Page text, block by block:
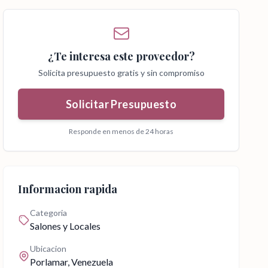
¿Te interesa este proveedor?
Solicita presupuesto gratis y sin compromiso
Solicitar Presupuesto
Responde en menos de 24 horas
Informacion rapida
Categoria
Salones y Locales
Ubicacion
Porlamar, Venezuela